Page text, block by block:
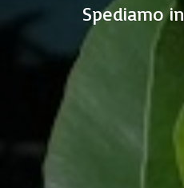
Spediamo in